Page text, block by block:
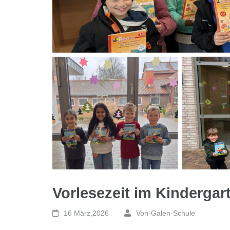
Vorlesezeit im
16 März,2026 Von-Galen-Schule